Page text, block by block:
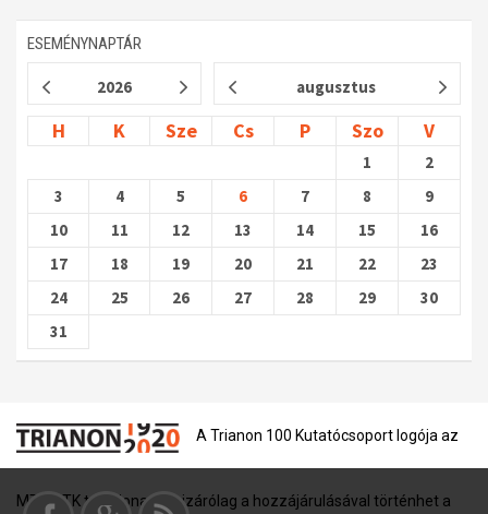
ESEMÉNYNAPTÁR
2026 augusztus
H K Sze Cs P Szo V
1
2
3
4 5 6 7 8
9
10
11 12 13 14 15
16
17
18 19 20 21 22
23
24
25 26 27 28 29
30
31
A Trianon 100 Kutatócsoport logója az
MTA BTK tulajdona, és kizárólag a hozzájárulásával történhet a